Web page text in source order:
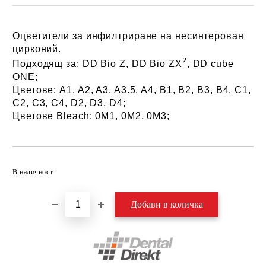
Оцветители за инфилтриране на несинтерован
цирконий.
Подходящ за: DD Bio Z, DD Bio ZX2, DD cube
ONE;
Цветове: A1, A2, A3, A3.5, A4, B1, B2, B3, B4, C1,
C2, C3, C4, D2, D3, D4;
Цветове Bleach:0M1, 0M2, 0M3;
В наличност